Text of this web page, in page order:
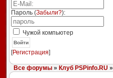
Пароль (Забыли?):
Чужой компьютер
Войти
[Регистрация]
Все форумы» Клуб PSPinfo.RU »